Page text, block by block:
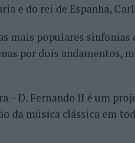
e do rei de Espanha,
mais populares sinfonias
por dois andamentos,
– D. Fernando II é um
da música clássica em